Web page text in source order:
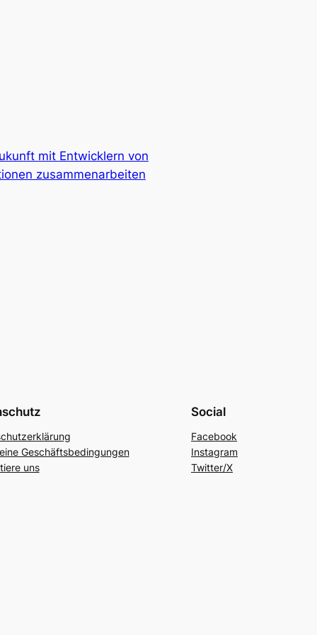
mit Entwicklern von
zusammenarbeiten
Geschäftsbedingungen
uns
Social
Facebook
Instagram
Twitter/X